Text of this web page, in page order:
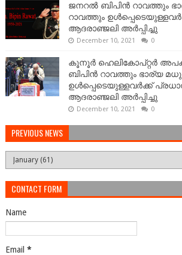
ജനറല്‍ ബിപിന്‍ റാവത്തും
റാവത്തും
ആദരാഞ്ജലി അർപ്പിച്ചു
December 10, 2021 0
കൂനൂർ ഹെലികോപ്റ്റർ
ബിപിന്‍ റാവത്തും ഭാര്യ
ഉള്‍പ്പെടെയുള്ളവർക്ക്
ആദരാഞ്ജലി അർപ്പിച്ചു
December 10, 2021 0
PREVIOUS NEWS
CONTACT FORM
Name
Email *